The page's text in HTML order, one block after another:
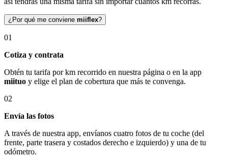
¿Por qué me conviene miiflex?
01
Cotiza y contrata
Obtén tu tarifa por km recorrido en nuestra página o en la app
miituo y elige el plan de cobertura que más te convenga.
02
Envía las fotos
A través de nuestra app, envíanos cuatro fotos de tu coche (del
frente, parte trasera y costados derecho e izquierdo) y una de tu
odómetro.